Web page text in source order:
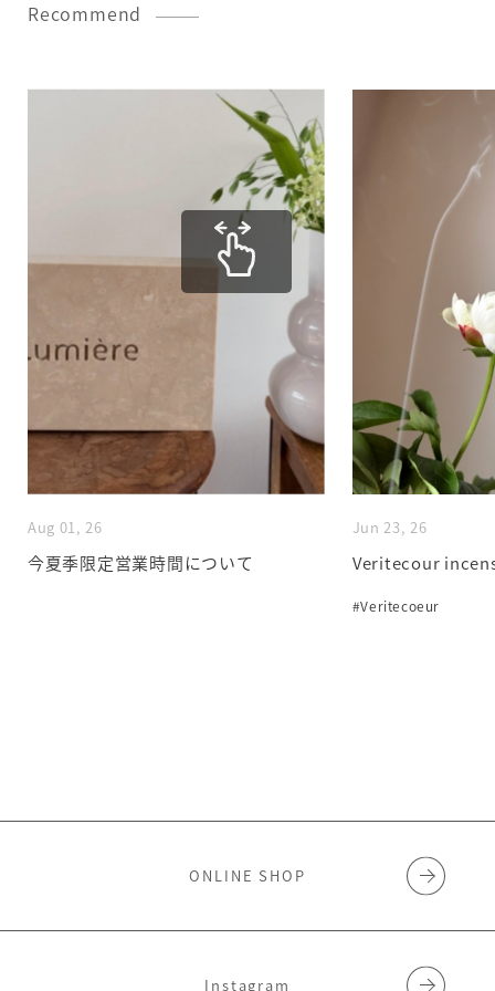
Recommend
Aug 01, 26
今夏季限定営業時間について
Jun 23, 26
Veritecour
#Veritecoeur
ONLINE SHOP
Instagram